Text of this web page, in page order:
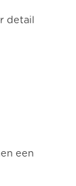
detail
een